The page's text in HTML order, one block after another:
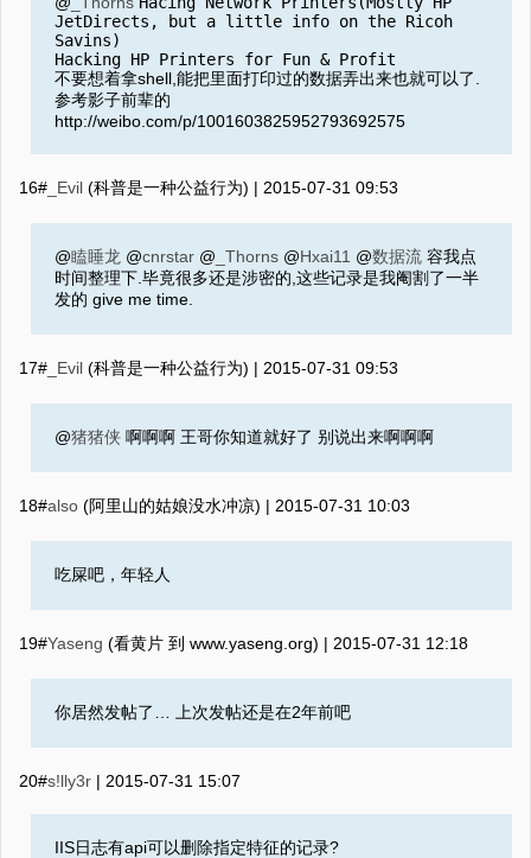
JetDirects, but a little info on the Ricoh
Savins)
Hacking HP Printers for Fun & Profit
不要想着拿shell,能把里面打印过的数据弄出来也就可以了.
参考影子前辈的
http://weibo.com/p/1001603825952793692575
16# _Evil (科普是一种公益行为) | 2015-07-31 09:53
@瞌睡龙 @cnrstar @ _Thorns @Hxai11 @数据流 容我点
时间整理下.毕竟很多还是涉密的,这些记录是我阉割了一半
发的 give me time.
17# _Evil (科普是一种公益行为) | 2015-07-31 09:53
@猪猪侠 啊啊啊 王哥你知道就好了 别说出来啊啊啊
18#also (阿里山的姑娘没水冲凉) | 2015-07-31 10:03
吃屎吧，年轻人
19#Yaseng (看黄片 到 www.yaseng.org) | 2015-07-31 12:18
你居然发帖了… 上次发帖还是在2年前吧
20#s!lly3r | 2015-07-31 15:07
IIS日志有api可以删除指定特征的记录?